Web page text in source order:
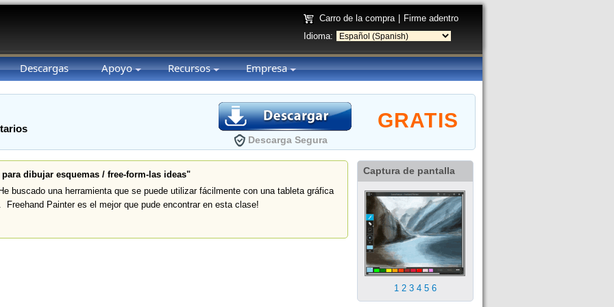
Carro de la compra
Firme adentro
Idioma:
Descargas Apoyo Recursos Empresa
Descarga Segura
GRATIS
dibujar esquemas / free-form-las ideas"
buscado una herramienta que se puede utilizar fácilmente con una tableta gráfica
Painter es el mejor que pude encontrar en esta clase!
Captura de pantalla
1 2 3 4 5 6